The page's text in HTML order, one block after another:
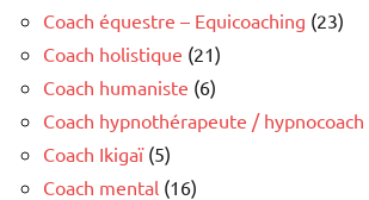
Coach équestre – Equicoaching (23)
Coach holistique (21)
Coach humaniste (6)
Coach hypnothérapeute / hypnocoach
Coach Ikigaï(5)
Coach mental (16)